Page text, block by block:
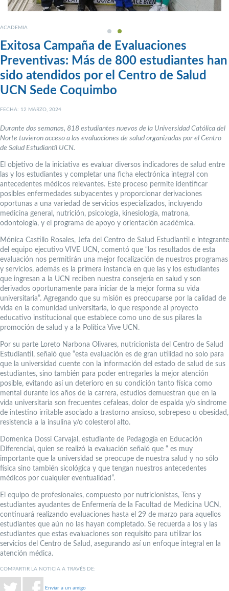
ACADEMIA
Exitosa Campaña de Evaluaciones
Preventivas: Más de 800 estudiantes han
sido atendidos por el Centro de Salud
UCN Sede Coquimbo
FECHA: 12 MARZO, 2024
Durante dos semanas, 818 estudiantes nuevos de la Universidad Católica del
Norte tuvieron acceso a las evaluaciones de salud organizadas por el Centro
de Salud Estudiantil UCN.
El objetivo de la iniciativa es evaluar diversos indicadores de salud entre
las y los estudiantes y completar una ficha electrónica integral con
antecedentes médicos relevantes. Este proceso permite identificar
posibles enfermedades subyacentes y proporcionar derivaciones
oportunas a una variedad de servicios especializados, incluyendo
medicina general, nutrición, psicología, kinesiología, matrona,
odontología, y el programa de apoyo y orientación académica.
Mónica Castillo Rosales, Jefa del Centro de Salud Estudiantil e integrante
del equipo ejecutivo VIVE UCN, comentó que “los resultados de esta
evaluación nos permitirán una mejor focalización de nuestros programas
y servicios, además es la primera instancia en que las y los estudiantes
que ingresan a la UCN reciben nuestra consejería en salud y son
derivados oportunamente para iniciar de la mejor forma su vida
universitaria”. Agregando que su misión es preocuparse por la calidad de
vida en la comunidad universitaria, lo que responde al proyecto
educativo institucional que establece como uno de sus pilares la
promoción de salud y a la Política Vive UCN.
Por su parte Loreto Narbona Olivares, nutricionista del Centro de Salud
Estudiantil, señaló que “esta evaluación es de gran utilidad no solo para
que la universidad cuente con la información del estado de salud de sus
estudiantes, sino también para poder entregarles la mejor atención
posible, evitando así un deterioro en su condición tanto física como
mental durante los años de la carrera, estudios demuestran que en la
vida universitaria son frecuentes cefaleas, dolor de espalda y/o síndrome
de intestino irritable asociado a trastorno ansioso, sobrepeso u obesidad,
resistencia a la insulina y/o colesterol alto.
Domenica Dossi Carvajal, estudiante de Pedagogía en Educación
Diferencial, quien se realizó la evaluación señaló que “ es muy
importante que la universidad se preocupe de nuestra salud y no sólo
física sino también sicológica y que tengan nuestros antecedentes
médicos por cualquier eventualidad”.
El equipo de profesionales, compuesto por nutricionistas, Tens y
estudiantes ayudantes de Enfermería de la Facultad de Medicina UCN,
continuará realizando evaluaciones hasta el 29 de marzo para aquellos
estudiantes que aún no las hayan completado. Se recuerda a los y las
estudiantes que estas evaluaciones son requisito para utilizar los
servicios del Centro de Salud, asegurando así un enfoque integral en la
atención médica.
COMPARTIR LA NOTICIA A TRAVÉS DE:
Enviar a un amigo